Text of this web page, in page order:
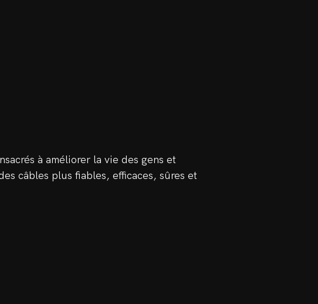
à améliorer la vie des gens et
câbles plus fiables, efficaces, sûres et